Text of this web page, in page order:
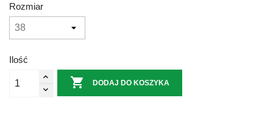
Rozmiar
Ilość
 DODAJ DO KOSZYKA